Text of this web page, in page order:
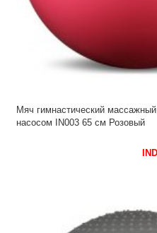
Мяч гимнастический массажный 2 в 1 INDIGO Anti-burst с
насосом IN003 65 см Розовый